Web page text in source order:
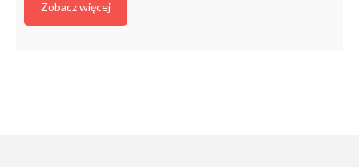
Zobacz więcej